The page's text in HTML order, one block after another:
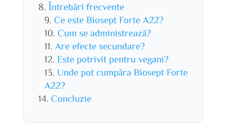
Întrebări frecvente
Ce este Biosept Forte A22?
Cum se administrează?
Are efecte secundare?
Este potrivit pentru vegani?
Unde pot cumpăra Biosept Forte
A22?
Concluzie